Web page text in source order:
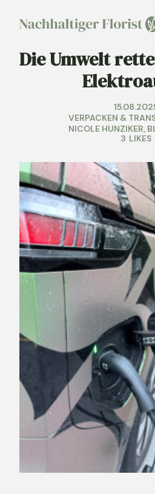
Die Umwelt
VERPACKEN &
NICOLE HUNZIKER,
3 LIKES